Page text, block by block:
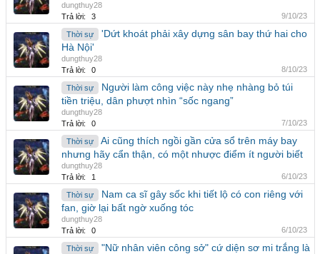
dungthuy28
Trả lời:
3 9/10/23
Thời sự
'Dứt khoát phải xây dựng sân bay thứ hai cho
Hà Nội'
dungthuy28
Trả lời:
0 8/10/23
Thời sự
Người làm công việc này nhẹ nhàng bỏ túi
tiền triệu, dân phượt nhìn “sốc ngang”
dungthuy28
Trả lời:
0 7/10/23
Thời sự
Ai cũng thích ngồi gần cửa sổ trên máy bay
nhưng hãy cẩn thận, có một nhược điểm ít người biết
dungthuy28
Trả lời:
1 6/10/23
Thời sự
Nam ca sĩ gây sốc khi tiết lộ có con riêng với
fan, giờ lại bất ngờ xuống tóc
dungthuy28
Trả lời:
0 6/10/23
Thời sự
"Nữ nhân viên công sở" cứ diện sơ mi trắng là